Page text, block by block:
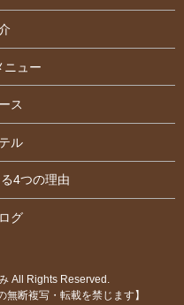
ニュー
ス
ル
4つの理由
グ
All Rights Reserved.
無断複写・転載を禁じます】